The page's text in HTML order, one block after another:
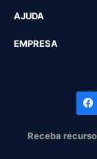
AJUDA
EMPRESA
Receba